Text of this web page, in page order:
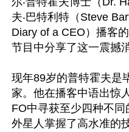
夫‧巴特利特（Steve
Diary of a CEO）播客
节目中分享了这一震撼
现年89岁的普特霍夫是
家。他在播客中语出惊
FO中寻获至少四种不
外星人掌握了高水准的